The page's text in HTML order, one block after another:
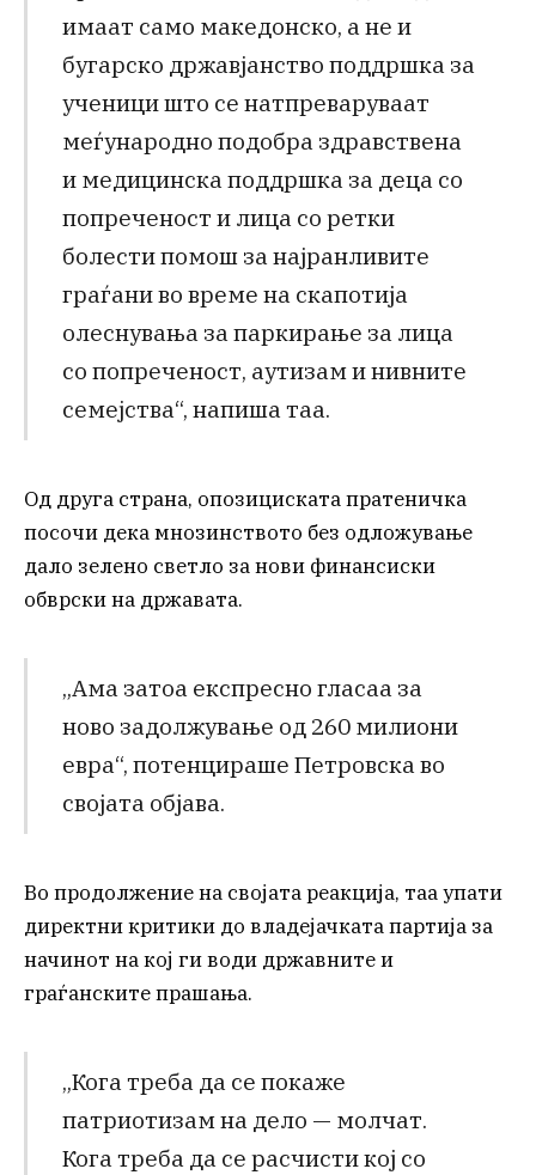
имаат само македонско, а не и
бугарско државјанство поддршка за
ученици што се натпреваруваат
меѓународно подобра здравствена
и медицинска поддршка за деца со
попреченост и лица со ретки
болести помош за најранливите
граѓани во време на скапотија
олеснувања за паркирање за лица
со попреченост, аутизам и нивните
семејства“, напиша таа.
Од друга страна, опозициската пратеничка
посочи дека мнозинството без одложување
дало зелено светло за нови финансиски
обврски на државата.
„Ама затоа експресно гласаа за
ново задолжување од 260 милиони
евра“, потенцираше Петровска во
својата објава.
Во продолжение на својата реакција, таа упати
директни критики до владејачката партија за
начинот на кој ги води државните и
граѓанските прашања.
„Кога треба да се покаже
патриотизам на дело — молчат.
Кога треба да се расчисти кој со